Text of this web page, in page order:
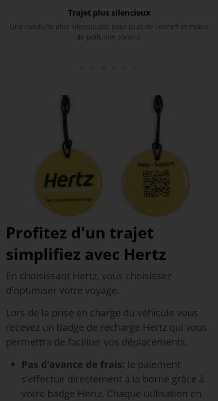
Trajet plus silencieux
Une conduite plus silencieuse, pour plus de confort et moins
de pollution sonore.
Profitez d'un trajet
simplifiez avec Hertz
En choisissant Hertz, vous choisissez
d'optimiser votre voyage.
Lors de la prise en charge du véhicule vous
recevez un badge de recharge Hertz qui vous
permettra de faciliter vos déplacements.
Pas d’avance de frais: le paiement
s’effectue directement à la borne grâce à
votre badge Hertz. Chaque utilisation en